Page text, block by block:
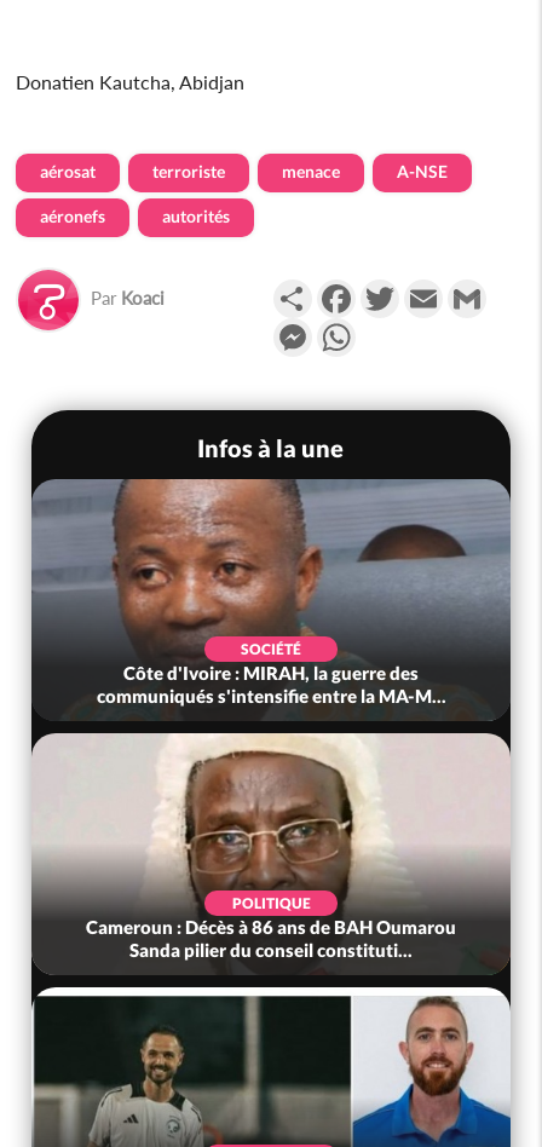
Donatien Kautcha, Abidjan
aérosat terroriste menace A-NSE
aéronefs autorités
Par Koaci PartagerFacebookTwitterEmail
Messenger
Infos à la une
SOCIÉTÉ
Côte d'Ivoire : MIRAH, la guerre des
communiqués s'intensifie entre la MA-M...
POLITIQUE
Cameroun : Décès à 86 ans de BAH Oumarou
Sanda pilier du conseil constituti...